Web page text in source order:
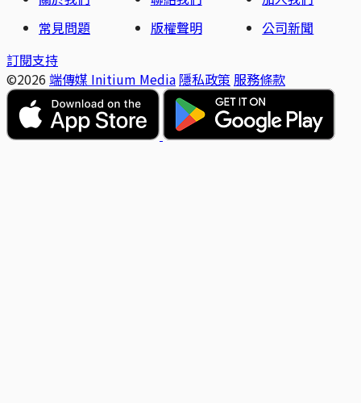
常見問題
版權聲明
公司新聞
訂閱支持
©2026 端傳媒 Initium Media 隱私政策 服務條款